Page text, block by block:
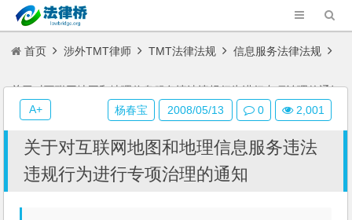
首页 涉外TMT律师 TMT法律法规 信息服务法律法规
关于对互联网地图和地理信息服务违法违规行为进行专项治理的通知
关于对互联网地图和地理信息服务违法
违规行为进行专项治理的通知
杨春宝 2008/05/13 0 2,001
A+